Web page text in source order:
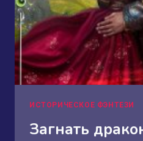
ИСТОРИЧЕСКОЕ ФЭНТЕЗИ
Загнать